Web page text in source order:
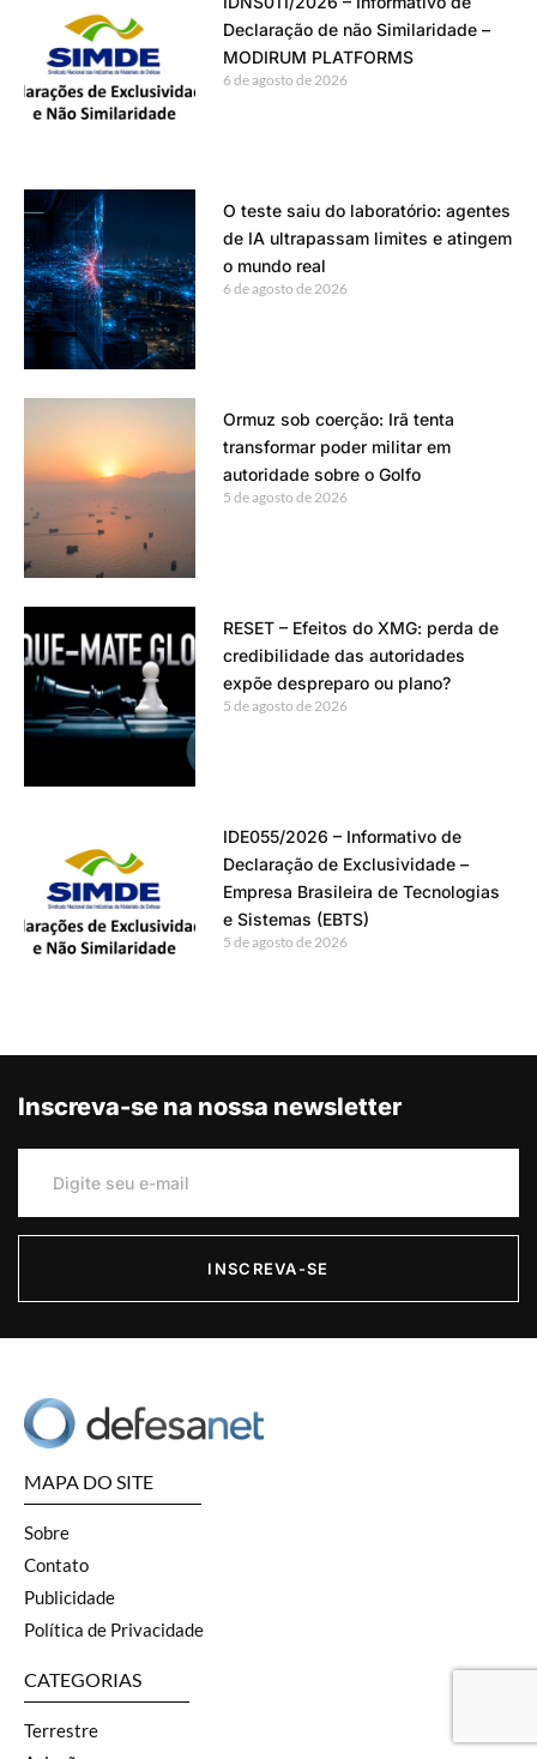
Declaração de não Similaridade –
MODIRUM PLATFORMS
6 de agosto de 2026
O teste saiu do laboratório: agentes
de IA ultrapassam limites e atingem
o mundo real
6 de agosto de 2026
Ormuz sob coerção: Irã tenta
transformar poder militar em
autoridade sobre o Golfo
5 de agosto de 2026
RESET – Efeitos do XMG: perda de
credibilidade das autoridades
expõe despreparo ou plano?
5 de agosto de 2026
IDE055/2026 – Informativo de
Declaração de Exclusividade –
Empresa Brasileira de Tecnologias
e Sistemas (EBTS)
5 de agosto de 2026
Inscreva-se na nossa newsletter
INSCREVA-SE
MAPA DO SITE
Sobre
Contato
Publicidade
Política de Privacidade
CATEGORIAS
Terrestre